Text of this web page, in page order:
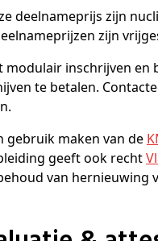
deelnameprijs zijn
zijn
modulair inschrijven en
te betalen.
gebruik maken van de
geeft ook recht
van hernieuwing